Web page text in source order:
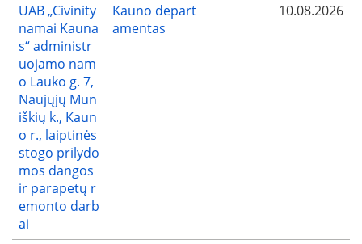
UAB „Civinity
namai Kauna
s“ administr
uojamo nam
o Lauko g. 7,
Naujųjų Mun
iškių k., Kaun
o r., laiptinės
stogo prilydo
mos dangos
ir parapetų r
emonto darb
ai
Kauno depart
amentas
10.08.2026